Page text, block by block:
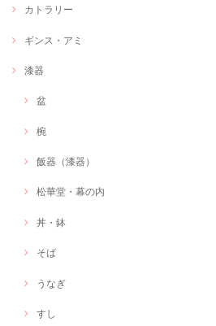
カトラリー
ギンス・アミ
漆器
盆
椀
飯器（漆器）
松華堂・幕の内
丼・鉢
そば
うなぎ
すし